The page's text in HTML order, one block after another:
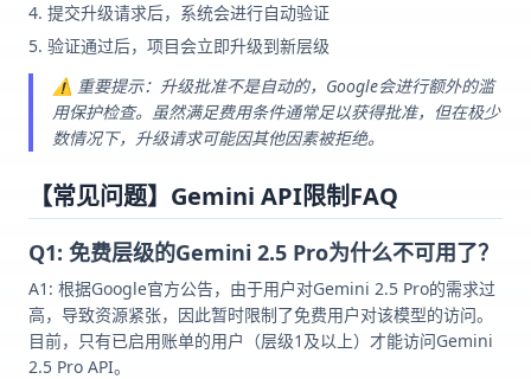
提交升级请求后，系统会进行自动验证
验证通过后，项目会立即升级到新层级
⚠️ 重要提示：升级批准不是自动的，Google会进行额外的滥
用保护检查。虽然满足费用条件通常足以获得批准，但在极少
数情况下，升级请求可能因其他因素被拒绝。
【常见问题】Gemini API限制FAQ
Q1: 免费层级的Gemini 2.5 Pro为什么不可用了？
A1: 根据Google官方公告，由于用户对Gemini 2.5 Pro的需求过
高，导致资源紧张，因此暂时限制了免费用户对该模型的访问。
目前，只有已启用账单的用户（层级1及以上）才能访问Gemini
2.5 Pro API。